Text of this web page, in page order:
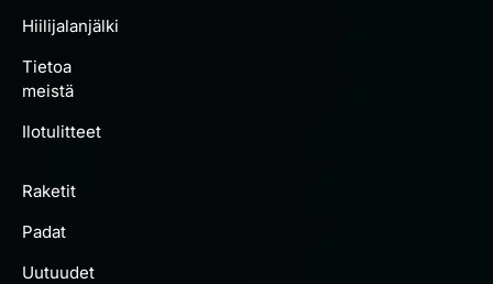
Hiilijalanjälki
Tietoa
meistä
Ilotulitteet
Raketit
Padat
Uutuudet